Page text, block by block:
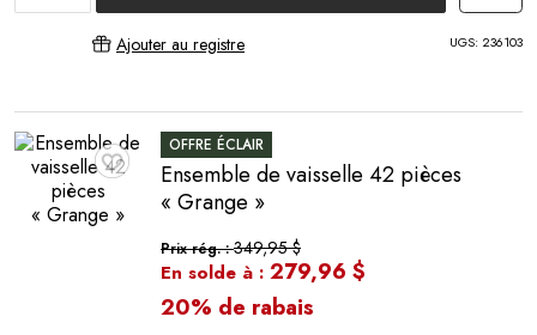
Ajouter au registre UGS: 236103
OFFRE ÉCLAIR
Ensemble de vaisselle 42 pièces
« Grange »
Prix rég. :349,95 $
En solde à : 279,96 $
20% de rabais